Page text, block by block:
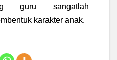
guru sangatlah
karakter anak.